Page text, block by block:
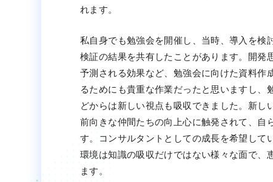
れます。
私自身でも勉強会を開催し、当時、導入を検
検証の結果を共有したことがあります。開発
予測される効果など、勉強会に向けた資料作
るためにも貴重な作業だったと思いますし、
どからは新しい視点も吸収できました。新し
前向きな仲間たちの向上心に触発されて、自
す。コンサルタントとしての成長を希望して
環境は知識の吸収だけではない様々な面で、
ます。